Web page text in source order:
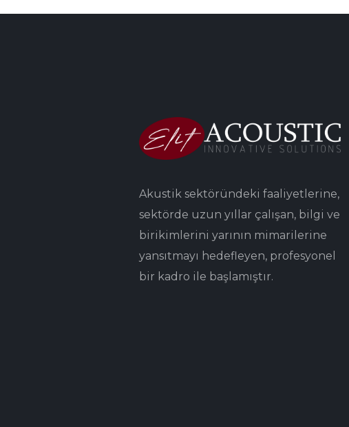
Akustik sektöründeki faaliyetlerine,
sektörde uzun yıllar çalışan, bilgi ve
birikimlerini yarının mimarilerine
yansıtmayı hedefleyen, profesyonel
bir kadro ile başlamıştır.